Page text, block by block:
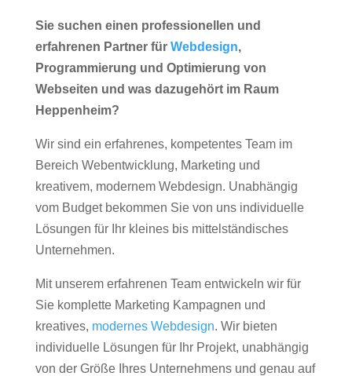
Sie suchen einen professionellen und
erfahrenen Partner für Webdesign,
Programmierung und Optimierung von
Webseiten und was dazugehört im Raum
Heppenheim?
Wir sind ein erfahrenes, kompetentes Team im
Bereich Webentwicklung, Marketing und
kreativem, modernem Webdesign. Unabhängig
vom Budget bekommen Sie von uns individuelle
Lösungen für Ihr kleines bis mittelständisches
Unternehmen.
Mit unserem erfahrenen Team entwickeln wir für
Sie komplette Marketing Kampagnen und
kreatives, modernes Webdesign. Wir bieten
individuelle Lösungen für Ihr Projekt, unabhängig
von der Größe Ihres Unternehmens und genau auf